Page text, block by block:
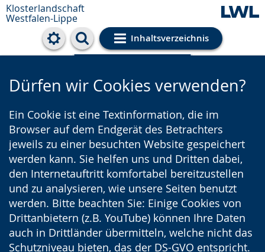
Klosterlandschaft
Westfalen-Lippe
Inhaltsverzeichnis
Cookie-Einstellungen
Dürfen wir Cookies verwenden?
Ein Cookie ist eine Textinformation, die im
Browser auf dem Endgerät des Betrachters
jeweils zu einer besuchten Website gespeichert
werden kann. Sie helfen uns und Dritten dabei,
den Internetauftritt komfortabel bereitzustellen
und zu analysieren, wie unsere Seiten benutzt
werden. Bitte beachten Sie: Einige Cookies von
Drittanbietern (z.B. YouTube) können Ihre Daten
auch in Drittländer übermitteln, welche nicht das
Schutzniveau bieten, das der DS-GVO entspricht.